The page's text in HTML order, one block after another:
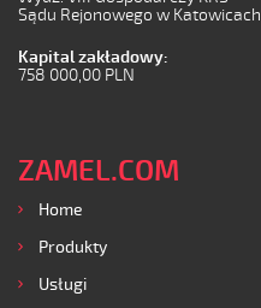
Sądu Rejonowego w Katowicach
Kapital zakładowy:
758 000,00 PLN
ZAMEL.COM
Home
Produkty
Usługi